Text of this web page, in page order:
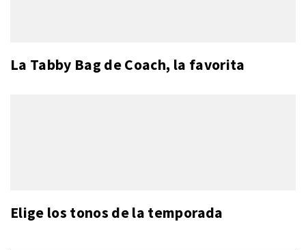
La Tabby Bag de Coach, la favorita
Elige los tonos de la temporada